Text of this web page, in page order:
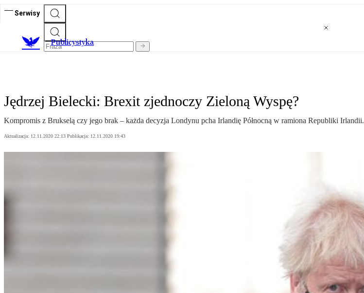
Serwisy
Publicystyka
Jędrzej Bielecki: Brexit zjednoczy Zieloną Wyspę?
Kompromis z Brukselą czy jego brak – każda decyzja Londynu pcha Irlandię Północną w ramiona Republiki Irlandii.
Aktualizacja: 12.11.2020 22:13 Publikacja: 12.11.2020 19:43